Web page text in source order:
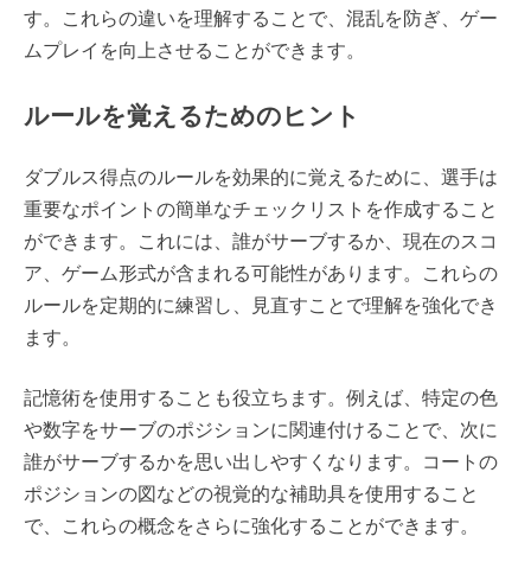
す。これらの違いを理解することで、混乱を防ぎ、ゲー
ムプレイを向上させることができます。
ルールを覚えるためのヒント
ダブルス得点のルールを効果的に覚えるために、選手は
重要なポイントの簡単なチェックリストを作成すること
ができます。これには、誰がサーブするか、現在のスコ
ア、ゲーム形式が含まれる可能性があります。これらの
ルールを定期的に練習し、見直すことで理解を強化でき
ます。
記憶術を使用することも役立ちます。例えば、特定の色
や数字をサーブのポジションに関連付けることで、次に
誰がサーブするかを思い出しやすくなります。コートの
ポジションの図などの視覚的な補助具を使用すること
で、これらの概念をさらに強化することができます。